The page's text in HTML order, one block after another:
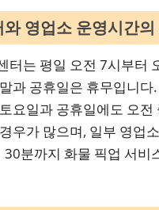
영업소 운영시간의
터는 평일 오전 7시부터
과 공휴일은 휴무입니다
요일과 공휴일에도 오전
우가 많으며, 일부 영업
30분까지 화물 픽업 서비